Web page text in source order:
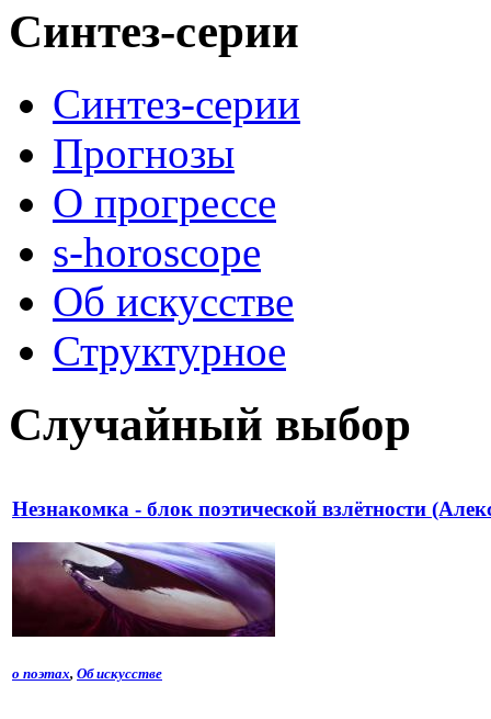
Синтез-серии
Синтез-серии
Прогнозы
О прогрессе
s-horoscope
Об искусстве
Структурное
Случайный выбор
Незнакомка - блок поэтической взлётности
о поэтах, Об искусстве